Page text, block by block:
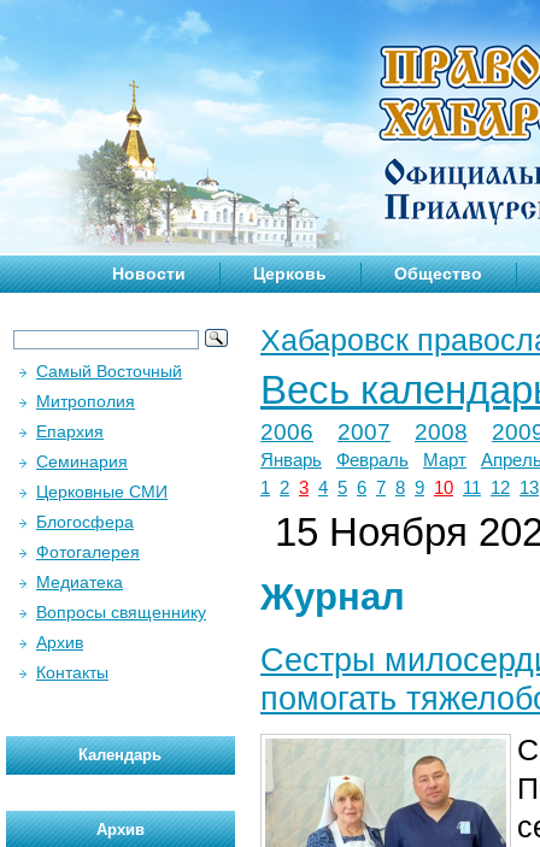
Новости Церковь Общество
Хабаровск
Весь
2006 2007 2008
Январь Февраль Март
1
2 3 4 5 6 7 8 9 10 11 12 13
15 Ноября
Журнал
Сестры
помогать
Самый Восточный
Митрополия
Епархия
Семинария
Церковные СМИ
Блогосфера
Фотогалерея
Медиатека
Вопросы священнику
Архив
Контакты
Календарь
Архив